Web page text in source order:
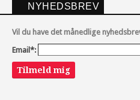
NYHEDSBREV
Vil du have det månedlige
Email*:
Tilmeld mig